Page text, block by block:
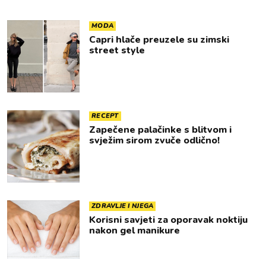
MODA
Capri hlače preuzele su zimski
street style
RECEPT
Zapečene palačinke s blitvom i
svježim sirom zvuče odlično!
ZDRAVLJE I NJEGA
Korisni savjeti za oporavak noktiju
nakon gel manikure